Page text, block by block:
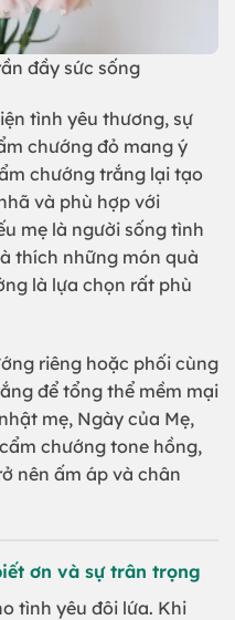
đầy sức sống
tình yêu thương, sự
chướng đỏ mang ý
chướng trắng lại tạo
và phù hợp với
mẹ là người sống tình
thích những món quà
là lựa chọn rất phù
riêng hoặc phối cùng
để tổng thể mềm mại
mẹ, Ngày của Mẹ,
chướng tone hồng,
nên ấm áp và chân
ơn và sự trân trọng
tình yêu đôi lứa. Khi